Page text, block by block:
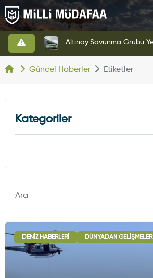
Güncel Haberler Etiketler
DENIZ HABERLERI DÜNYADAN GELIŞMELER
Kategoriler
Deniz Haberleri